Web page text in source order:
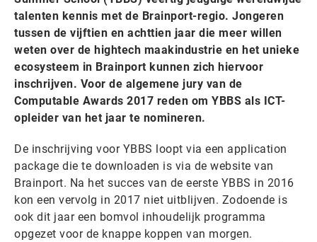
talenten kennis met de Brainport-regio. Jongeren
tussen de vijftien en achttien jaar die meer willen
weten over de hightech maakindustrie en het unieke
ecosysteem in Brainport kunnen zich hiervoor
inschrijven. Voor de algemene jury van de
Computable Awards 2017 reden om YBBS als ICT-
opleider van het jaar te nomineren.
De inschrijving voor YBBS loopt via een application
package die te downloaden is via de website van
Brainport. Na het succes van de eerste YBBS in 2016
kon een vervolg in 2017 niet uitblijven. Zodoende is
ook dit jaar een bomvol inhoudelijk programma
opgezet voor de knappe koppen van morgen.